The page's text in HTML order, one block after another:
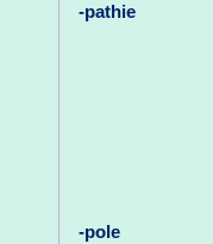
-pathie
-pole